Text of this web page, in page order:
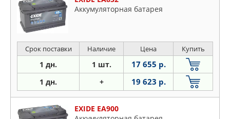
Аккумуляторная батарея
Срок поставки Наличие Цена Купить
1 дн. 1 шт. 17 655 р.
1 дн. + 19 623 р.
EXIDE EA900